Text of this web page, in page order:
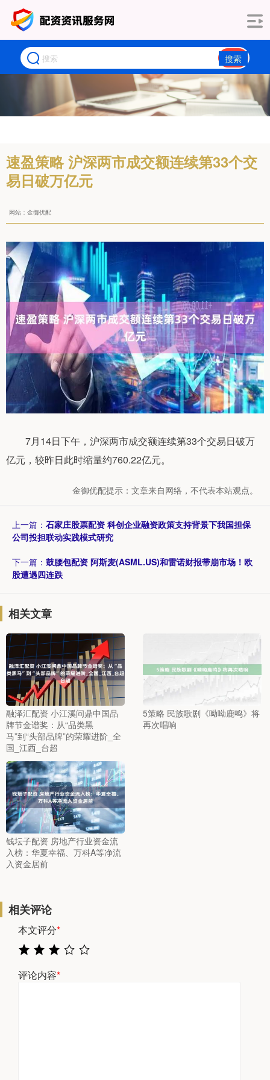
搜索
速盈策略 沪深两市成交额连续第33个交
易日破万亿元
网站：金御优配
7月14日下午，沪深两市成交额连续第33个交易日破万
亿元，较昨日此时缩量约760.22亿元。
金御优配提示：文章来自网络，不代表本站观点。
上一篇： 石家庄股票配资 科创企业融资政策支持背景下我国担保
公司投担联动实践模式研究
下一篇： 鼓腰包配资 阿斯麦(ASML.US)和雷诺财报带崩市场！欧
股遭遇四连跌
相关文章
融泽汇配资 小江溪问鼎中国品
牌节金谱奖：从“品类黑
马”到“头部品牌”的荣耀进阶_全
国_江西_台超
5策略 民族歌剧《呦呦鹿鸣》将
再次唱响
钱坛子配资 房地产行业资金流
入榜：华夏幸福、万科A等净流
入资金居前
相关评论
本文评分*
评论内容*